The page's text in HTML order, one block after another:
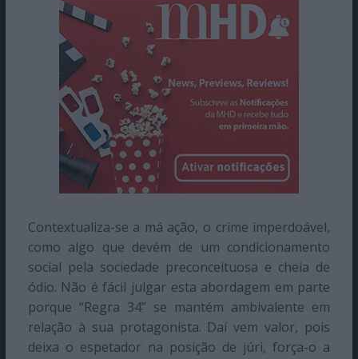
Contextualiza-se a má ação, o crime imperdoável,
como algo que devém de um condicionamento
social pela sociedade preconceituosa e cheia de
ódio. Não é fácil julgar esta abordagem em parte
porque “Regra 34” se mantém ambivalente em
relação à sua protagonista. Daí vem valor, pois
deixa o espetador na posição de júri, força-o a